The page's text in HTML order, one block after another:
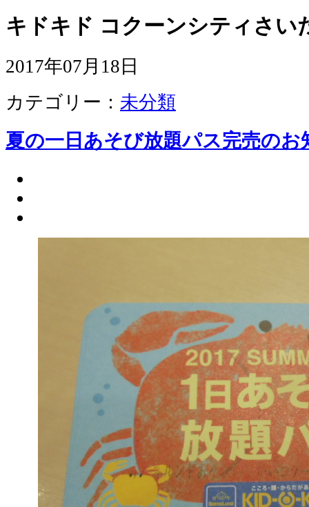
キドキド コクーンシティさい
2017年07月18日
カテゴリー： 未分類
夏の一日あそび放題パス完売のお